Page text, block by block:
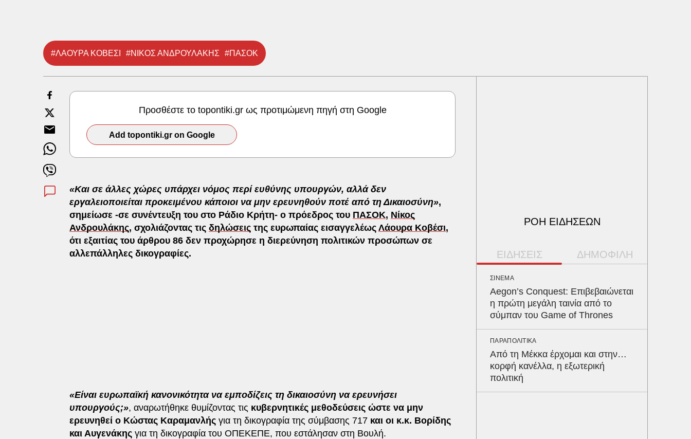
#ΛΑΟΥΡΑ ΚΟΒΕΣΙ #ΝΙΚΟΣ ΑΝΔΡΟΥΛΑΚΗΣ #ΠΑΣΟΚ
Προσθέστε το topontiki.gr ως προτιμώμενη πηγή στη Google
Add topontiki.gr on Google
«Και σε άλλες χώρες υπάρχει νόμος περί ευθύνης υπουργών, αλλά δεν
εργαλειοποιείται προκειμένου κάποιοι να μην ερευνηθούν ποτέ από τη Δικαιοσύνη»,
σημείωσε -σε συνέντευξη του στο Ράδιο Κρήτη- ο πρόεδρος του ΠΑΣΟΚ, Νίκος
Ανδρουλάκης, σχολιάζοντας τις δηλώσεις της ευρωπαίας εισαγγελέως Λάουρα Κοβέσι,
ότι εξαιτίας του άρθρου 86 δεν προχώρησε η διερεύνηση πολιτικών προσώπων σε
αλλεπάλληλες δικογραφίες.
«Είναι ευρωπαϊκή κανονικότητα να εμποδίζεις τη δικαιοσύνη να ερευνήσει
υπουργούς;», αναρωτήθηκε θυμίζοντας τις κυβερνητικές μεθοδεύσεις ώστε να μην
ερευνηθεί ο Κώστας Καραμανλής για τη δικογραφία της σύμβασης 717 και οι κ.κ. Βορίδης
και Αυγενάκης για τη δικογραφία του ΟΠΕΚΕΠΕ, που εστάλησαν στη Βουλή.
ΡΟΗ ΕΙΔΗΣΕΩΝ
ΕΙΔΗΣΕΙΣ ΔΗΜΟΦΙΛΗ
ΣΙΝΕΜΑ
Aegon’s Conquest: Επιβεβαιώνεται
η πρώτη μεγάλη ταινία από το
σύμπαν του Game of Thrones
ΠΑΡΑΠΟΛΙΤΙΚΑ
Από τη Μέκκα έρχομαι και στην…
κορφή κανέλλα, η εξωτερική
πολιτική